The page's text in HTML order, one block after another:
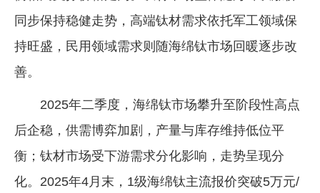
同步保持稳健走势，高端钛材需求依托军工领域保
持旺盛，民用领域需求则随海绵钛市场回暖逐步改
善。
2025年二季度，海绵钛市场攀升至阶段性高点
后企稳，供需博弈加剧，产量与库存维持低位平
衡；钛材市场受下游需求分化影响，走势呈现分
化。2025年4月末，1级海绵钛主流报价突破5万元/